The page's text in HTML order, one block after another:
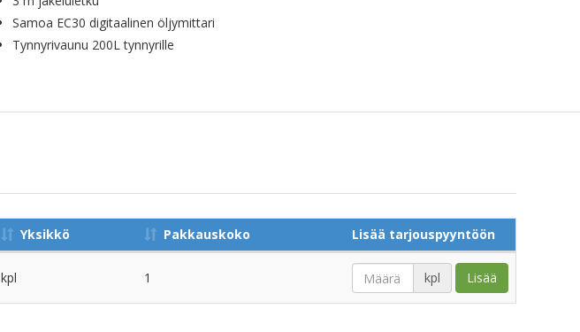
Samoa EC30 digitaalinen öljymittari
Tynnyrivaunu 200L tynnyrille
Yksikkö Pakkauskoko Lisää tarjouspyyntöön
kpl 1 kpl Lisää